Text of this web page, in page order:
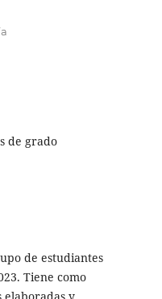
de grado
de estudiantes
Tiene como